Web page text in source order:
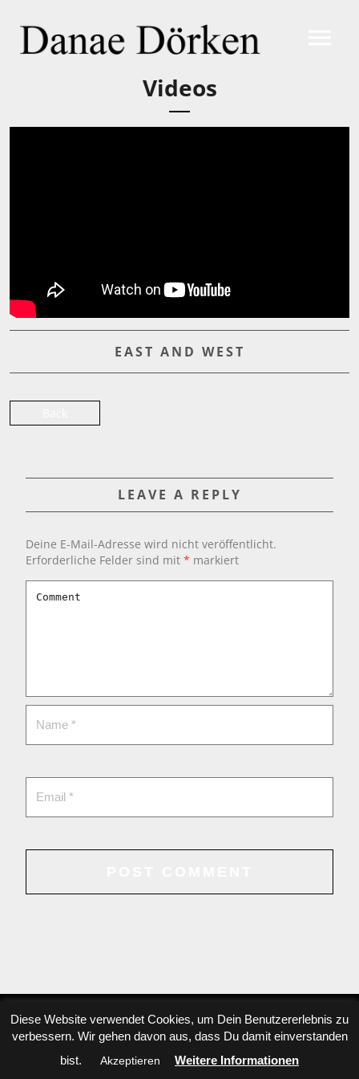
Videos
EAST AND WEST
LEAVE A REPLY
Deine E-Mail-Adresse wird nicht veröffentlicht.
Erforderliche Felder sind mit * markiert
Copyright © 2022 Danae Dörken, All rights reserved
Datenschutzinformation,privacy-policy. Datenschutzerklärung/ Impressum.
Diese Website verwendet Cookies, um Dein Benutzererlebnis zu
verbessern. Wir gehen davon aus, dass Du damit einverstanden
bist.
Akzeptieren Weitere Informationen